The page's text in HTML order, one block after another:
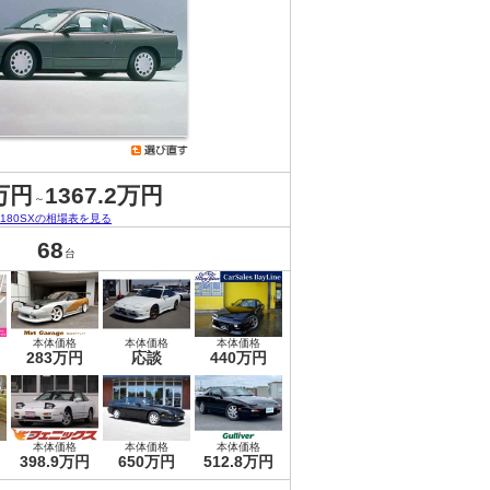
円 ～ 1367.2万円
180SXの相場表を見る
68 台
本体価格
283万円
本体価格
応談
本体価格
440万円
本体価格
398.9万円
本体価格
650万円
本体価格
512.8万円